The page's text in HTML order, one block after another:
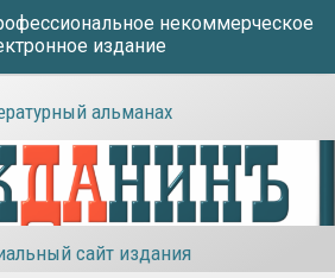
некоммерческое
издание
альманах
сайт издания